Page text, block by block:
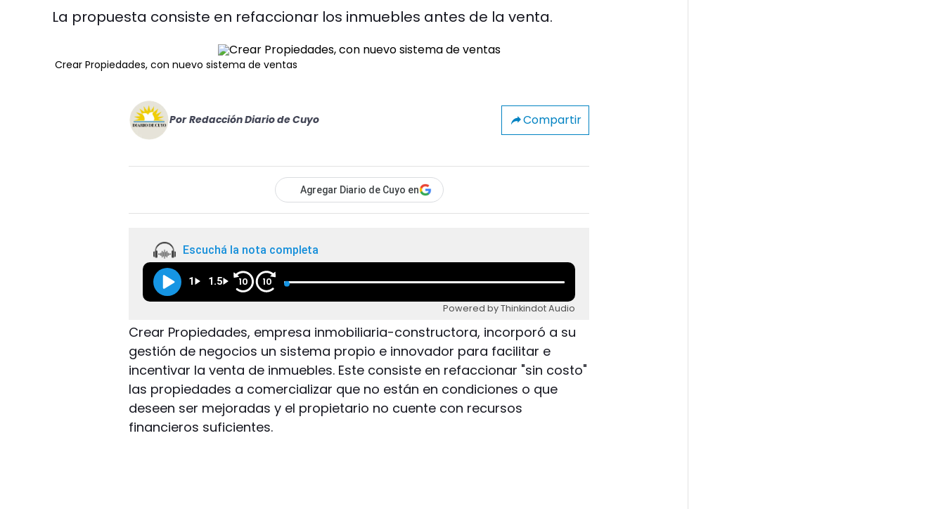
La propuesta consiste en refaccionar los inmuebles antes de la venta.
Crear Propiedades, con nuevo sistema de ventas
Por Redacción Diario de Cuyo Compartir
Agregar Diario de Cuyo en
Escuchá la nota completa
1 1.5 10 10
Powered by Thinkindot Audio
Crear Propiedades, empresa inmobiliaria-constructora, incorporó a su
gestión de negocios un sistema propio e innovador para facilitar e
incentivar la venta de inmuebles. Este consiste en refaccionar "sin costo"
las propiedades a comercializar que no están en condiciones o que
deseen ser mejoradas y el propietario no cuente con recursos
financieros suficientes.